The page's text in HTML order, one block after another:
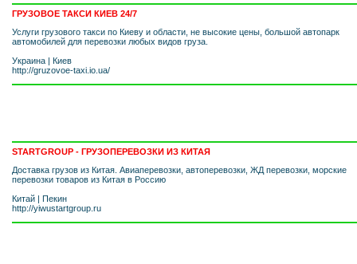
ГРУЗОВОЕ ТАКСИ КИЕВ 24/7
Услуги грузового такси по Киеву и области, не высокие цены, большой автопарк
автомобилей для перевозки любых видов груза.
Украина | Киев
http://gruzovoe-taxi.io.ua/
STARTGROUP - ГРУЗОПЕРЕВОЗКИ ИЗ КИТАЯ
Доставка грузов из Китая. Авиаперевозки, автоперевозки, ЖД перевозки, морские
перевозки товаров из Китая в Россию
Китай | Пекин
http://yiwustartgroup.ru